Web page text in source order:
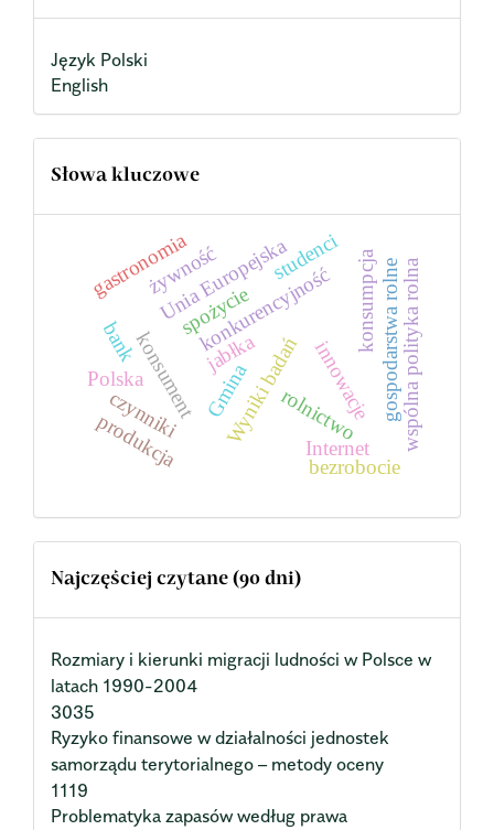
Język Polski
English
Słowa kluczowe
konsument Wyniki badań
konkurencyjność
innowacjegospodarstwa rolne
spożycie
Unia Europejska
rolnictwo
Polska
konsumpcja
Gmina
czynniki
Internet
żywność
jabłka
produkcja
gastronomia
bezrobocie
bank
studenci wspólna polityka rolna
Najczęściej czytane (90 dni)
Rozmiary i kierunki migracji ludności w Polsce w
latach 1990-2004
3035
Ryzyko finansowe w działalności jednostek
samorządu terytorialnego – metody oceny
1119
Problematyka zapasów według prawa